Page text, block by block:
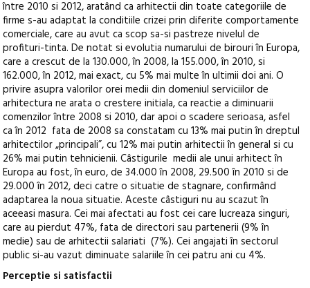
între 2010 si 2012, aratând ca arhitectii din toate categoriile de
firme s-au adaptat la conditiile crizei prin diferite comportamente
comerciale, care au avut ca scop sa-si pastreze nivelul de
profituri-tinta. De notat si evolutia numarului de birouri în Europa,
care a crescut de la 130.000, în 2008, la 155.000, în 2010, si
162.000, în 2012, mai exact, cu 5% mai multe în ultimii doi ani. O
privire asupra valorilor orei medii din domeniul serviciilor de
arhitectura ne arata o crestere initiala, ca reactie a diminuarii
comenzilor între 2008 si 2010, dar apoi o scadere serioasa, asfel
ca în 2012 fata de 2008 sa constatam cu 13% mai putin în dreptul
arhitectilor „principali”, cu 12% mai putin arhitectii în general si cu
26% mai putin tehnicienii. Câstigurile medii ale unui arhitect în
Europa au fost, în euro, de 34.000 în 2008, 29.500 în 2010 si de
29.000 în 2012, deci catre o situatie de stagnare, confirmând
adaptarea la noua situatie. Aceste câstiguri nu au scazut în
aceeasi masura. Cei mai afectati au fost cei care lucreaza singuri,
care au pierdut 47%, fata de directori sau partenerii (9% în
medie) sau de arhitectii salariati (7%). Cei angajati în sectorul
public si-au vazut diminuate salariile în cei patru ani cu 4%.
Perceptie si satisfactii